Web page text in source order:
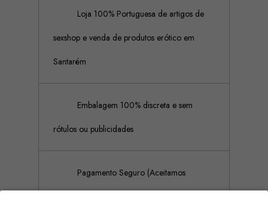
Loja 100% Portuguesa de artigos de
sexshop e venda de produtos erótico em
Santarém
Embalagem 100% discreta e sem
rótulos ou publicidades
Pagamento Seguro (Aceitamos